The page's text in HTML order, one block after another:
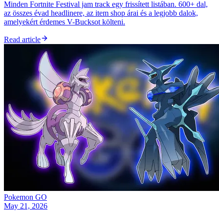
Minden Fortnite Festival jam track egy frissített listában. 600+ dal,
az összes évad headlinere, az item shop árai és a legjobb dalok,
amelyekért érdemes V-Bucksot költeni.
Read article
Pokemon GO
May 21, 2026